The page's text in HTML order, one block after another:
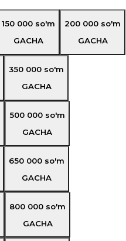
150 000 so'm
GACHA
200 000 so'm
GACHA
350 000 so'm
GACHA
500 000 so'm
GACHA
650 000 so'm
GACHA
800 000 so'm
GACHA